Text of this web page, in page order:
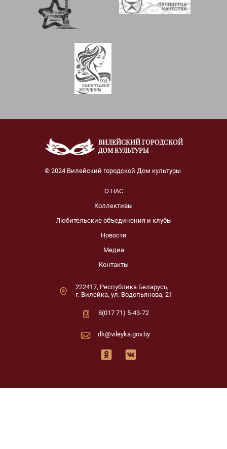
ВИЛЕЙСКИЙ ГОРОДСКОЙ
ДОМ КУЛЬТУРЫ
© 2024 Вилейский городской Дом культуры
О НАС
Коллективы
Любительские объединения и клубы
Новости
Медиа
Контакты
222417, Республика Беларусь,
г. Вилейка, ул. Водопьянова, 21
8(017 71) 5-43-72
dk@vileyka.gov.by